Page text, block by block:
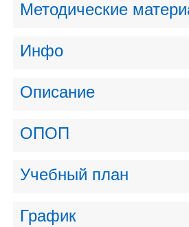
Методические
Инфо
Описание
ОПОП
Учебный план
График